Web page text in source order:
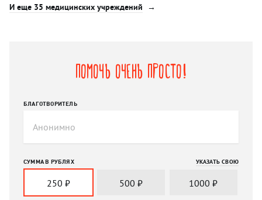
И еще 35 медицинских учреждений
Помочь очень просто!
БЛАГОТВОРИТЕЛЬ
СУММА В РУБЛЯХ
250 ₽ 500 ₽ 1000₽
УКАЗАТЬ СВОЮ